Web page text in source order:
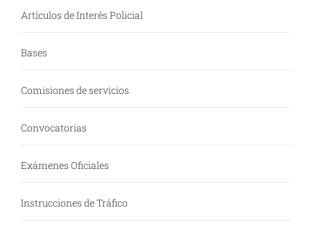
Artículos de Interés Policial
Bases
Comisiones de servicios
Convocatorias
Exámenes Oficiales
Instrucciones de Tráfico